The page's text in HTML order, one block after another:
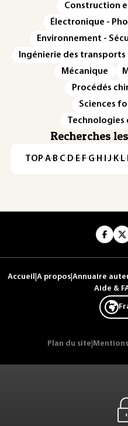
Construction
Électronique -
Environnement -
Ingénierie des transports
Mécanique
Procédés
Sciences
Recherches
TOP·A·B·C· D· E· F·G· H · ·J· K· L·
Accueil A propos Annuaire
Aide &
Plan du site